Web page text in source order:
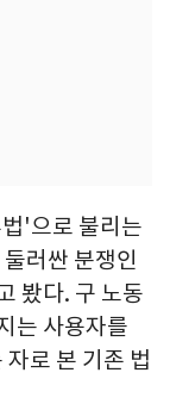
'으로 불리는
러싼 분쟁인
봤다. 구 노동
는 사용자를
로 본 기존 법